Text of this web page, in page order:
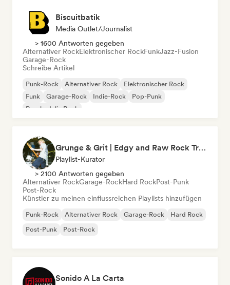
Biscuitbatik
Media Outlet/Journalist
> 1600 Antworten gegeben
Alternativer RockElektronischer RockFunkJazz-Fusion
Garage-Rock
Schreibe Artikel
Punk-Rock Alternativer Rock
Elektronischer Rock
Funk
Garage-Rock Indie-Rock
Pop-Punk
Psychedelic Rock
Grunge & Grit | Edgy and Raw Rock Tracks
Playlist-Kurator
> 2100 Antworten gegeben
Alternativer RockGarage-RockHard RockPost-Punk
Post-Rock
Künstler zu meinen einflussreichen Playlists hinzufügen
Punk-Rock Alternativer Rock Garage-Rock
Hard Rock
Post-Punk
Post-Rock
Sonido A La Carta